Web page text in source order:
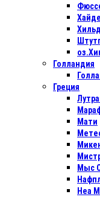
Голландия
Греция
Мати
Мыс
Неа